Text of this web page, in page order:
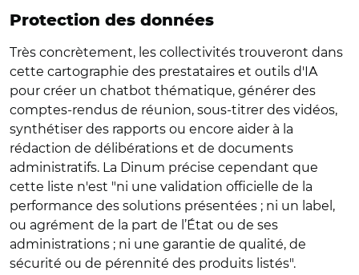
Protection des données
Très concrètement, les collectivités trouveront dans
cette cartographie des prestataires et outils d'IA
pour créer un chatbot thématique, générer des
comptes-rendus de réunion, sous-titrer des vidéos,
synthétiser des rapports ou encore aider à la
rédaction de délibérations et de documents
administratifs. La Dinum précise cependant que
cette liste n'est "ni une validation officielle de la
performance des solutions présentées ; ni un label,
ou agrément de la part de l’État ou de ses
administrations ; ni une garantie de qualité, de
sécurité ou de pérennité des produits listés".